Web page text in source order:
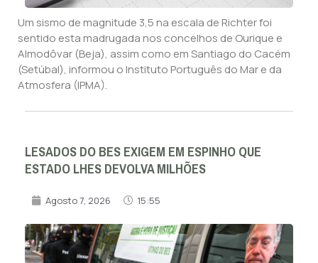
Um sismo de magnitude 3,5 na escala de Richter foi
sentido esta madrugada nos concelhos de Ourique e
Almodôvar (Beja), assim como em Santiago do Cacém
(Setúbal), informou o Instituto Português do Mar e da
Atmosfera (IPMA).
LESADOS DO BES EXIGEM EM ESPINHO QUE
ESTADO LHES DEVOLVA MILHÕES
Agosto 7, 2026 15:55